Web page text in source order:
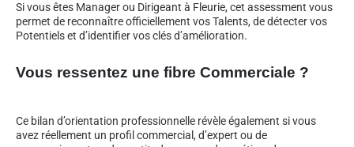
Si vous êtes Manager ou Dirigeant à Fleurie, cet assessment vous
permet de reconnaître officiellement vos Talents, de détecter vos
Potentiels et d’identifier vos clés d’amélioration.
Vous ressentez une fibre Commerciale ?
Ce bilan d’orientation professionnelle révèle également si vous
avez réellement un profil commercial, d’expert ou de